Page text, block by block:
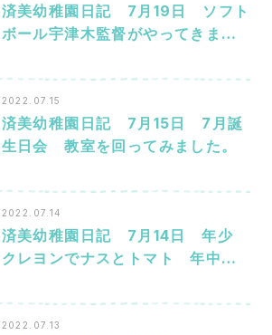
済美幼稚園日記 7月19日 ソフト
ボール宇津木監督がやってきまし
2022.07.15
済美幼稚園日記 7月15日 7月誕
生日会 教室を回ってみました。
2022.07.14
済美幼稚園日記 7月14日 年少
クレヨンでナスとトマト 年中
ールに触れて
2022.07.13